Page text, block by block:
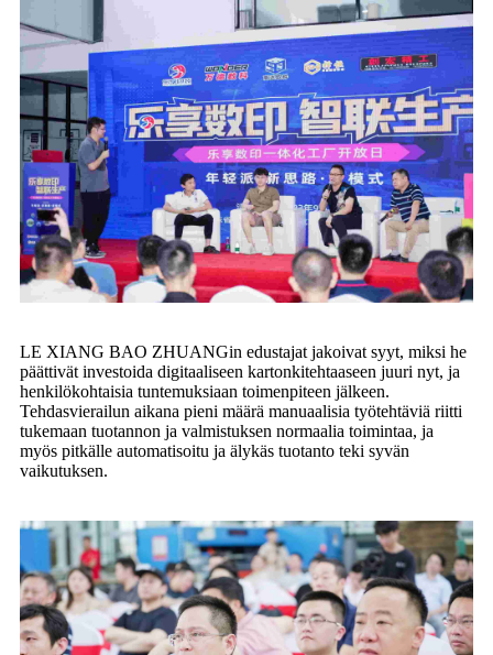
LE XIANG BAO ZHUANGin edustajat jakoivat syyt, miksi he
päättivät investoida digitaaliseen kartonkitehtaaseen juuri nyt, ja
henkilökohtaisia ​​​​tuntemuksiaan toimenpiteen jälkeen.
Tehdasvierailun aikana pieni määrä manuaalisia työtehtäviä riitti
tukemaan tuotannon ja valmistuksen normaalia toimintaa, ja
myös pitkälle automatisoitu ja älykäs tuotanto teki syvän
vaikutuksen.